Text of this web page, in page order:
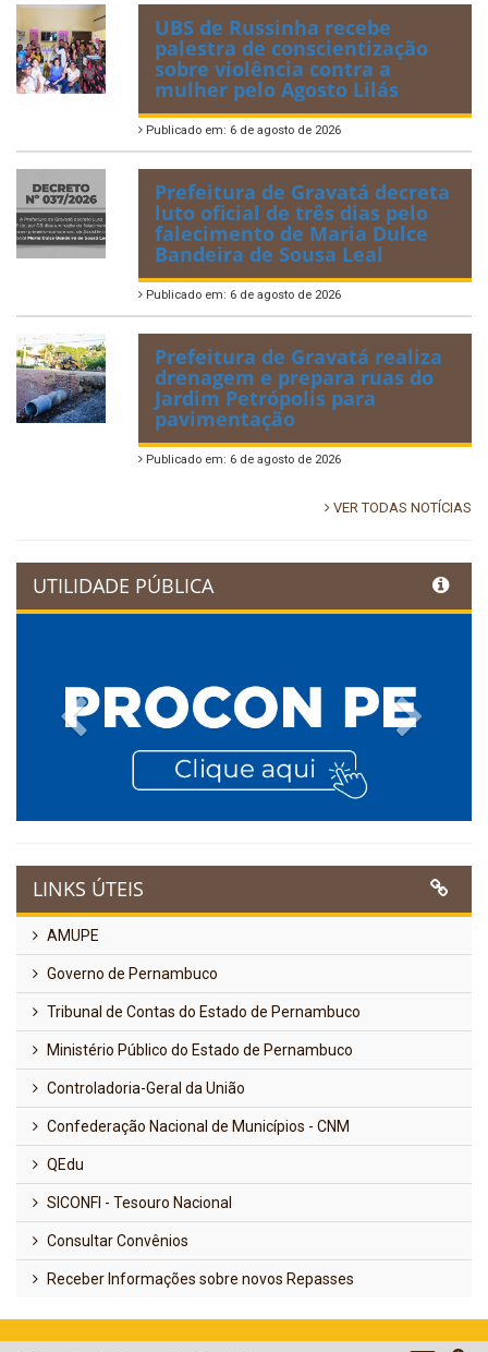
UBS de Russinha recebe
palestra de conscientização
sobre violência contra a
mulher pelo Agosto Lilás
Publicado em: 6 de agosto de 2026
Prefeitura de Gravatá decreta
luto oficial de três dias pelo
falecimento de Maria Dulce
Bandeira de Sousa Leal
Publicado em: 6 de agosto de 2026
Prefeitura de Gravatá realiza
drenagem e prepara ruas do
Jardim Petrópolis para
pavimentação
Publicado em: 6 de agosto de 2026
VER TODAS NOTÍCIAS
UTILIDADE PÚBLICA
Previous
LINKS ÚTEIS
AMUPE
Governo de Pernambuco
Tribunal de Contas do Estado de Pernambuco
Ministério Público do Estado de Pernambuco
Controladoria-Geral da União
Confederação Nacional de Municípios - CNM
QEdu
SICONFI - Tesouro Nacional
Consultar Convênios
Receber Informações sobre novos Repasses